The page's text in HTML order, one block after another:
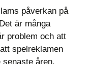
påverkan på
är många
problem och att
spelreklamen
åren,